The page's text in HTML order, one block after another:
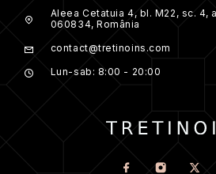
Aleea Cetatuia 4, bl. M22, sc. 4,
060834, România
contact@tretinoins.com
Lun-sab: 8:00 - 20:00